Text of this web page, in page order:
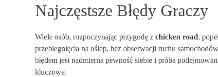
Najczęstsze Błędy Graczy
Wiele osób, rozpoczynając przygodę z chicken road,
przebiegnięcia na oślep, bez obserwacji ruchu
błędem jest nadmierna pewność siebie i próba
kluczowe.